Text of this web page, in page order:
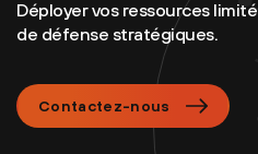
Déployer vos ressources
de défense stratégiques.
Contactez-nous